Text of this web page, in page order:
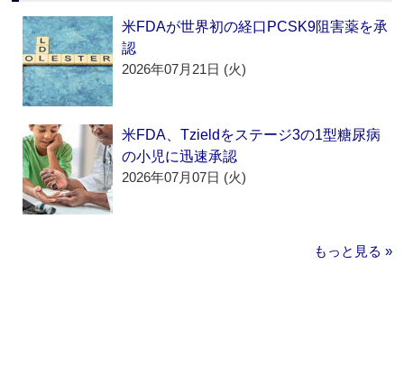
米FDAが世界初の経口PCSK9阻害薬を承
認
2026年07月21日 (火)
米FDA、Tzieldをステージ3の1型糖尿病
の小児に迅速承認
2026年07月07日 (火)
もっと見る »